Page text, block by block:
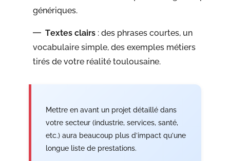
génériques.
Textes clairs : des phrases courtes, un
vocabulaire simple, des exemples métiers
tirés de votre réalité toulousaine.
Mettre en avant un projet détaillé dans
votre secteur (industrie, services, santé,
etc.) aura beaucoup plus d’impact qu’une
longue liste de prestations.